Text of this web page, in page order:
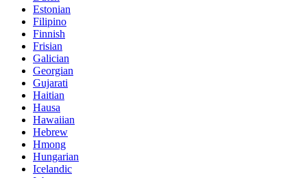
Estonian
Filipino
Finnish
Frisian
Galician
Georgian
Gujarati
Haitian
Hausa
Hawaiian
Hebrew
Hmong
Hungarian
Icelandic